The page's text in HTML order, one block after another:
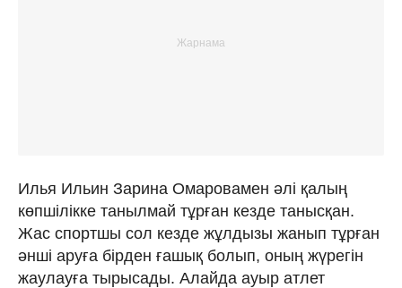
Илья Ильин Зарина Омаровамен әлі қалың
көпшілікке танылмай тұрған кезде танысқан.
Жас спортшы сол кезде жұлдызы жанып тұрған
әнші аруға бірден ғашық болып, оның жүрегін
жаулауға тырысады. Алайда ауыр атлет